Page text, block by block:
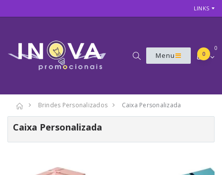
LINKS
Menu
0
0
Brindes Personalizados Caixa Personalizada
Caixa Personalizada